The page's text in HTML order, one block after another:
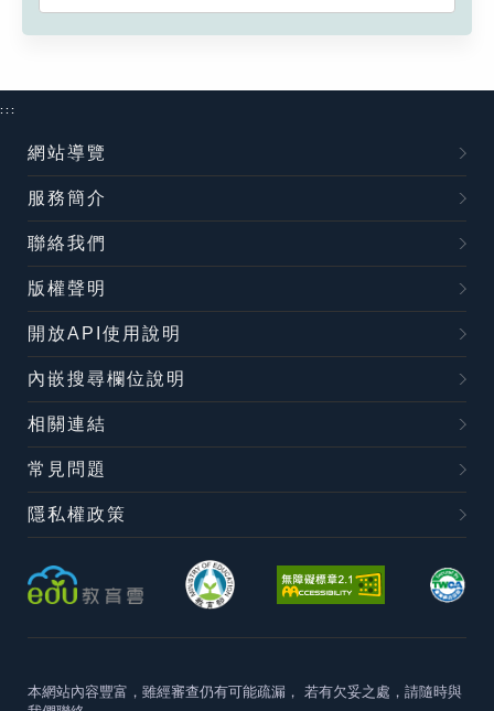
:::
網站導覽
服務簡介
聯絡我們
版權聲明
開放API使用說明
內嵌搜尋欄位說明
相關連結
常見問題
隱私權政策
本網站內容豐富，雖經審查仍有可能疏漏， 若有欠妥之處，請隨時與